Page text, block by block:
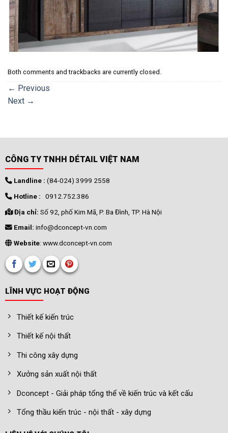
Both comments and trackbacks are currently closed.
← Previous
Next →
CÔNG TY TNHH DÉTAIL VIỆT NAM
Landline : (84-024) 3999 2558
Hotline : 0912.752.386
Địa chỉ: Số 92, phố Kim Mã, P. Ba Đình, TP. Hà Nội
Email: info@dconcept-vn.com
Website: www.dconcept-vn.com
LĨNH VỰC HOẠT ĐỘNG
Thiết kế kiến trúc
Thiết kế nội thất
Thi công xây dựng
Xưởng sản xuất nội thất
Dconcept - Giải pháp tổng thể về kiến trúc và kết cấu
Tổng thầu kiến trúc - nội thất - xây dựng